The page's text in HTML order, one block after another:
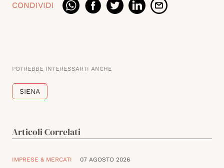
CONDIVIDI
POTREBBE INTERESSARTI ANCHE
SIENA
Articoli Correlati
IMPRESE & MERCATI 07 AGOSTO 2026